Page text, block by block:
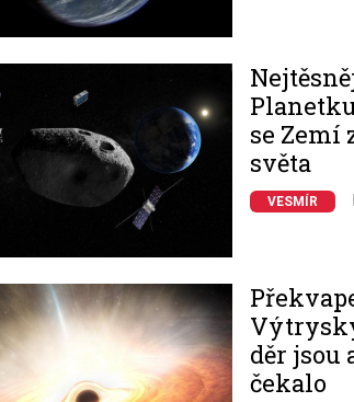
se Zemí
světa
VESMÍR
děr jsou
čekalo